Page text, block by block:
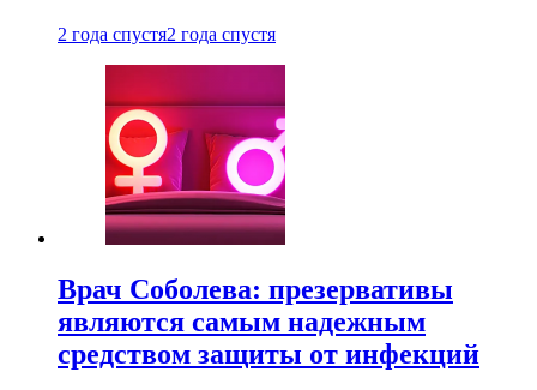
2 года спустя2 года спустя
Врач Соболева: презервативы
являются самым надежным
средством защиты от инфекций